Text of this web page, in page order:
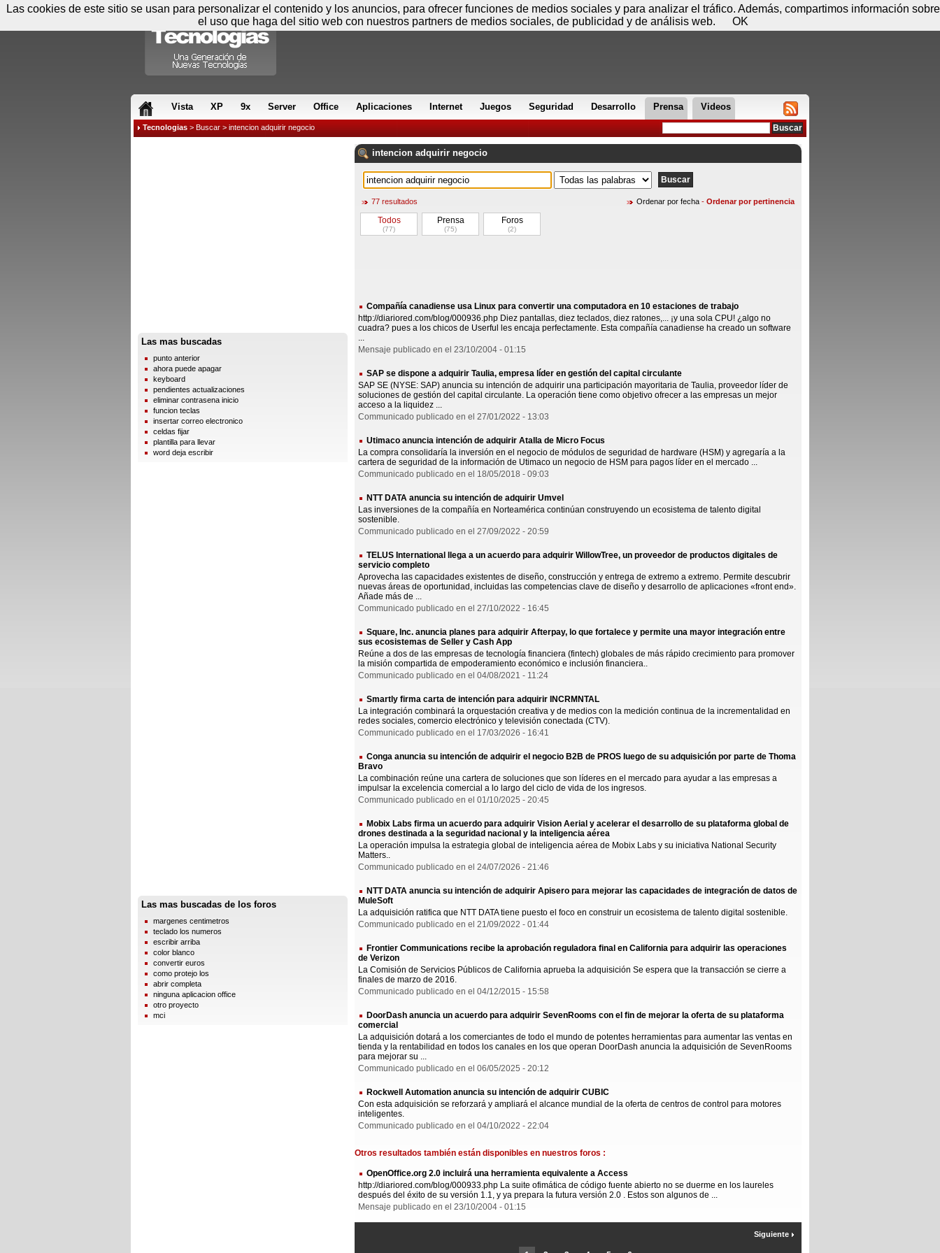
Vista XP 9x Server Office Aplicaciones Internet Juegos Seguridad Desarrollo Prensa Videos
Tecnologias > Buscar > intencion adquirir negocio
Las mas buscadas
punto anterior
ahora puede apagar
keyboard
pendientes actualizaciones
eliminar contrasena inicio
funcion teclas
insertar correo electronico
celdas fijar
plantilla para llevar
word deja escribir
Las mas buscadas de los foros
margenes centimetros
teclado los numeros
escribir arriba
color blanco
convertir euros
como protejo los
abrir completa
ninguna aplicacion office
otro proyecto
mci
intencion adquirir negocio
77 resultados Ordenar por fecha - Ordenar por pertinencia
Todos
(77)
Prensa
(75)
Foros
(2)
Compañía canadiense usa Linux para convertir una computadora en 10 estaciones de trabajo
http://diariored.com/blog/000936.php Diez pantallas, diez teclados, diez ratones,... ¡y una sola CPU! ¿algo no
cuadra? pues a los chicos de Userful les encaja perfectamente. Esta compañía canadiense ha creado un software
Mensaje publicado en el 23/10/2004 - 01:15
SAP se dispone a adquirir Taulia, empresa líder en gestión del capital circulante
SAP SE (NYSE: SAP) anuncia su intención de adquirir una participación mayoritaria de Taulia, proveedor líder de
soluciones de gestión del capital circulante. La operación tiene como objetivo ofrecer a las empresas un mejor
acceso a la liquidez ...
Communicado publicado en el 27/01/2022 - 13:03
Utimaco anuncia intención de adquirir Atalla de Micro Focus
La compra consolidaría la inversión en el negocio de módulos de seguridad de hardware (HSM) y agregaría a la
cartera de seguridad de la información de Utimaco un negocio de HSM para pagos líder en el mercado ...
Communicado publicado en el 18/05/2018 - 09:03
NTT DATA anuncia su intención de adquirir Umvel
Las inversiones de la compañía en Norteamérica continúan construyendo un ecosistema de talento digital
sostenible.
Communicado publicado en el 27/09/2022 - 20:59
TELUS International llega a un acuerdo para adquirir WillowTree, un proveedor de productos digitales de
servicio completo
Aprovecha las capacidades existentes de diseño, construcción y entrega de extremo a extremo. Permite descubrir
nuevas áreas de oportunidad, incluidas las competencias clave de diseño y desarrollo de aplicaciones «front end».
Añade más de ...
Communicado publicado en el 27/10/2022 - 16:45
Square, Inc. anuncia planes para adquirir Afterpay, lo que fortalece y permite una mayor integración entre
sus ecosistemas de Seller y Cash App
Reúne a dos de las empresas de tecnología financiera (fintech) globales de más rápido crecimiento para promover
la misión compartida de empoderamiento económico e inclusión financiera..
Communicado publicado en el 04/08/2021 - 11:24
Smartly firma carta de intención para adquirir INCRMNTAL
La integración combinará la orquestación creativa y de medios con la medición continua de la incrementalidad en
redes sociales, comercio electrónico y televisión conectada (CTV).
Communicado publicado en el 17/03/2026 - 16:41
Conga anuncia su intención de adquirir el negocio B2B de PROS luego de su adquisición por parte de Thoma
Bravo
La combinación reúne una cartera de soluciones que son líderes en el mercado para ayudar a las empresas a
impulsar la excelencia comercial a lo largo del ciclo de vida de los ingresos.
Communicado publicado en el 01/10/2025 - 20:45
Mobix Labs firma un acuerdo para adquirir Vision Aerial y acelerar el desarrollo de su plataforma global de
drones destinada a la seguridad nacional y la inteligencia aérea
La operación impulsa la estrategia global de inteligencia aérea de Mobix Labs y su iniciativa National Security
Matters..
Communicado publicado en el 24/07/2026 - 21:46
NTT DATA anuncia su intención de adquirir Apisero para mejorar las capacidades de integración de datos de
MuleSoft
La adquisición ratifica que NTT DATA tiene puesto el foco en construir un ecosistema de talento digital sostenible.
Communicado publicado en el 21/09/2022 - 01:44
Frontier Communications recibe la aprobación reguladora final en California para adquirir las operaciones
de Verizon
La Comisión de Servicios Públicos de California aprueba la adquisición Se espera que la transacción se cierre a
finales de marzo de 2016.
Communicado publicado en el 04/12/2015 - 15:58
DoorDash anuncia un acuerdo para adquirir SevenRooms con el fin de mejorar la oferta de su plataforma
comercial
La adquisición dotará a los comerciantes de todo el mundo de potentes herramientas para aumentar las ventas en
tienda y la rentabilidad en todos los canales en los que operan DoorDash anuncia la adquisición de SevenRooms
para mejorar su ...
Communicado publicado en el 06/05/2025 - 20:12
Rockwell Automation anuncia su intención de adquirir CUBIC
Con esta adquisición se reforzará y ampliará el alcance mundial de la oferta de centros de control para motores
inteligentes.
Communicado publicado en el 04/10/2022 - 22:04
Otros resultados también están disponibles en nuestros foros :
OpenOffice.org 2.0 incluirá una herramienta equivalente a Access
http://diariored.com/blog/000933.php La suite ofimática de código fuente abierto no se duerme en los laureles
después del éxito de su versión 1.1, y ya prepara la futura versión 2.0 . Estos son algunos de ...
Mensaje publicado en el 23/10/2004 - 01:15
Siguiente
Sábado 08 de agosto - 09:24 Registrar Conectar
Las cookies de este sitio se usan para personalizar el contenido y los anuncios, para ofrecer funciones de medios sociales y para analizar el tráfico. Además, compartimos información sobre
el uso que haga del sitio web con nuestros partners de medios sociales, de publicidad y de análisis web.
OK